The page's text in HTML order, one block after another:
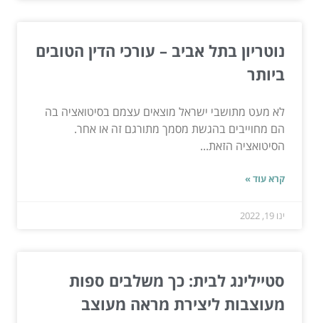
נוטריון בתל אביב – עורכי הדין הטובים
ביותר
לא מעט מתושבי ישראל מוצאים עצמם בסיטואציה בה
הם מחוייבים בהגשת מסמך מתורגם זה או אחר.
הסיטואציה הזאת...
קרא עוד »
ינו 19, 2022
סטיילינג לבית: כך משלבים ספות
מעוצבות ליצירת מראה מעוצב